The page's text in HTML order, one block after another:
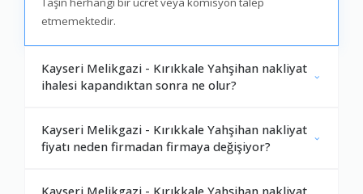
etmemektedir.
Kayseri Melikgazi - Kırıkkale Yahşihan nakliyat
ihalesi kapandıktan sonra ne olur?
Kayseri Melikgazi - Kırıkkale Yahşihan nakliyat
fiyatı neden firmadan firmaya değişiyor?